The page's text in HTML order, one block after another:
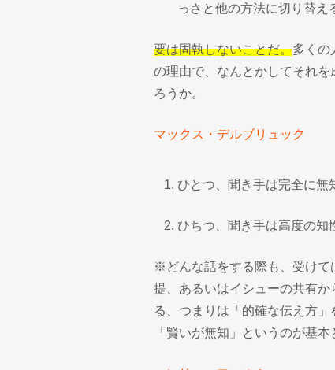
っさと他の方法に切り替え
要は固執しないことだ。多くの
の理由で、なんとかしてそれ
ろうか。
マックス・デルブリュック
ひとつ、聞き手は完全に無
ひちつ、聞き手は高度の知
※どんな話をする際も、受けて
提、あるいはイシューの共有
る、つまりは「的確な伝え方」
「賢いが無知」というのが基本